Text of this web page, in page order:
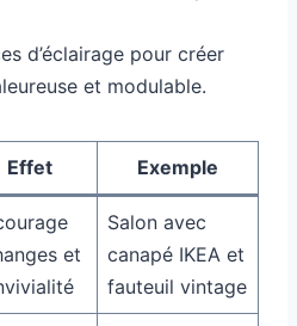
d’éclairage pour créer
et modulable.
Effet Exemple
et
Salon avec
canapé IKEA et
fauteuil vintage